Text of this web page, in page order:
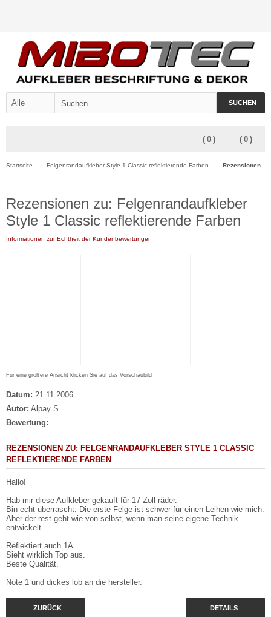
SUCHEN
( 0 )
( 0 )
Startseite Felgenrandaufkleber Style 1 Classic reflektierende Farben Rezensionen
Rezensionen zu: Felgenrandaufkleber
Style 1 Classic reflektierende Farben
Informationen zur Echtheit der Kundenbewertungen
Für eine größere Ansicht klicken Sie auf das Vorschaubild
Datum: 21.11.2006
Autor: Alpay S.
Bewertung:
REZENSIONEN ZU: FELGENRANDAUFKLEBER STYLE 1 CLASSIC
REFLEKTIERENDE FARBEN
Hallo!
Hab mir diese Aufkleber gekauft für 17 Zoll räder.
Bin echt überrascht. Die erste Felge ist schwer für einen Leihen wie mich.
Aber der rest geht wie von selbst, wenn man seine eigene Technik
entwickelt.
Reflektiert auch 1A.
Sieht wirklich Top aus.
Beste Qualität.
Note 1 und dickes lob an die hersteller.
ZURÜCK DETAILS